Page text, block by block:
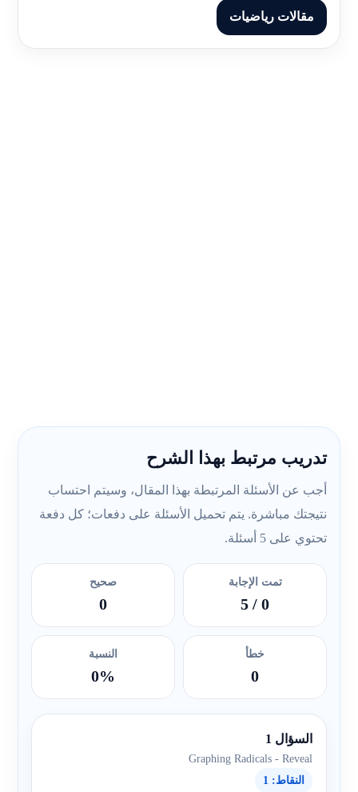
مقالات رياضيات
تدريب مرتبط بهذا الشرح
أجب عن الأسئلة المرتبطة بهذا المقال، وسيتم احتساب
نتيجتك مباشرة. يتم تحميل الأسئلة على دفعات؛ كل دفعة
تحتوي على 5 أسئلة.
تمت الإجابة
0
/ 5
صحيح
0
خطأ
0
النسبة
0%
السؤال 1
Graphing Radicals - Reveal
النقاط: 1